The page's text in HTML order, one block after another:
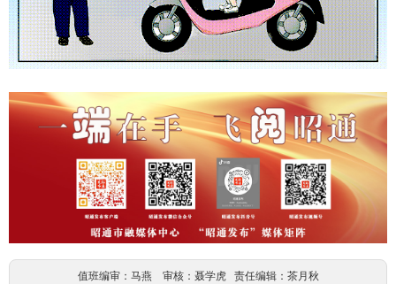
值班编审：马燕 审核：聂学虎 责任编辑：茶月秋